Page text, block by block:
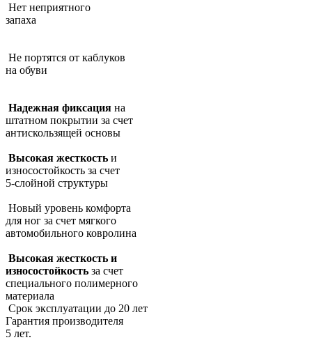
Нет неприятного
запаха
Не портятся от каблуков
на обуви
Надежная фиксация на
штатном покрытии за счет
антискользящей основы
Высокая жесткость и
износостойкость за счет
5-слойной структуры
Новый уровень комфорта
для ног за счет мягкого
автомобильного ковролина
Высокая жесткость и
износостойкость за счет
специального полимерного
материала
Срок эксплуатации до 20 лет
Гарантия производителя
5 лет.